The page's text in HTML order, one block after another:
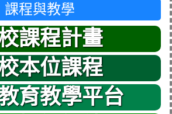
課程與教學
課程計畫
本位課程
育教學平台